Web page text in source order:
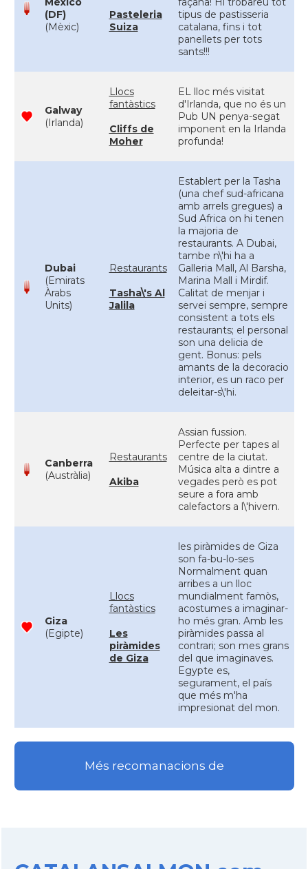
(DF)
(Mèxic)
Pasteleria
Suiza
tipus de pastisseria
catalana, fins i tot
panellets per tots
sants!!!
Galway
(Irlanda)
Llocs
fantàstics
Cliffs de
Moher
EL lloc més visitat
d'Irlanda, que no és un
Pub UN penya-segat
imponent en la Irlanda
profunda!
Dubai
(Emirats
Àrabs
Units)
Restaurants
Tasha\'s Al
Jalila
Establert per la Tasha
(una chef sud-africana
amb arrels gregues) a
Sud Africa on hi tenen
la majoria de
restaurants. A Dubai,
tambe n\'hi ha a
Galleria Mall, Al Barsha,
Marina Mall i Mirdif.
Calitat de menjar i
servei sempre, sempre
consistent a tots els
restaurants; el personal
son una delicia de
gent. Bonus: pels
amants de la decoracio
interior, es un raco per
deleitar-s\'hi.
Canberra
(Austràlia)
Restaurants
Akiba
Assian fussion.
Perfecte per tapes al
centre de la ciutat.
Música alta a dintre a
vegades però es pot
seure a fora amb
calefactors a l\'hivern.
Giza
(Egipte)
Llocs
fantàstics
Les
piràmides
de Giza
les piràmides de Giza
son fa-bu-lo-ses
Normalment quan
arribes a un lloc
mundialment famòs,
acostumes a imaginar-
ho més gran. Amb les
piràmides passa al
contrari; son mes grans
del que imaginaves.
Egypte es,
segurament, el país
que més m'ha
impresionat del mon.
Més recomanacions de